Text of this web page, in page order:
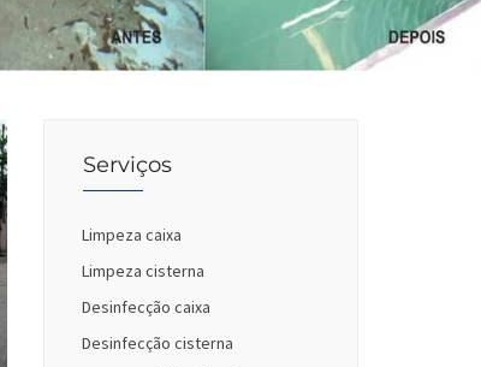
Serviços
Limpeza caixa
Limpeza cisterna
Desinfecção caixa
Desinfecção cisterna